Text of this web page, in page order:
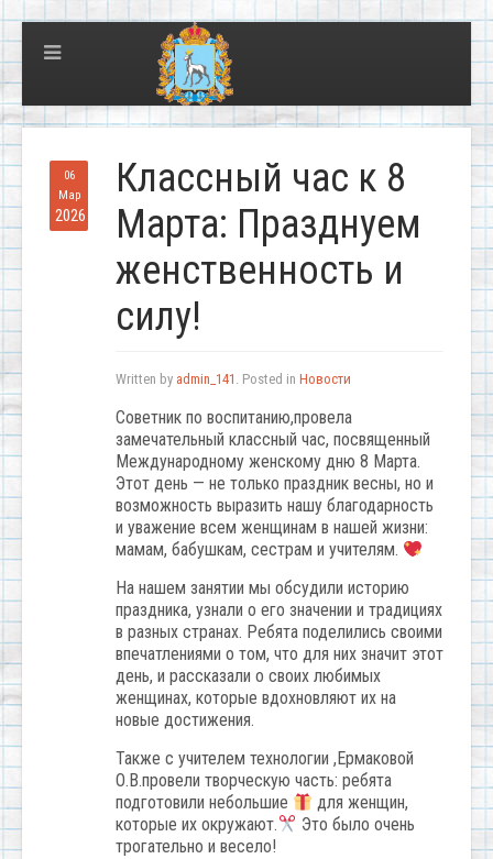
06
Мар
2026
Классный час к 8
Марта: Празднуем
женственность и
силу!
Written by admin_141 . Posted in Новости
Советник по воспитанию,провела
замечательный классный час, посвященный
Международному женскому дню 8 Марта.
Этот день — не только праздник весны, но и
возможность выразить нашу благодарность
и уважение всем женщинам в нашей жизни:
мамам, бабушкам, сестрам и учителям.
На нашем занятии мы обсудили историю
праздника, узнали о его значении и традициях
в разных странах. Ребята поделились своими
впечатлениями о том, что для них значит этот
день, и рассказали о своих любимых
женщинах, которые вдохновляют их на
новые достижения.
Также с учителем технологии ,Ермаковой
О.В.провели творческую часть: ребята
подготовили небольшие
для женщин,
которые их окружают.
Это было очень
трогательно и весело!